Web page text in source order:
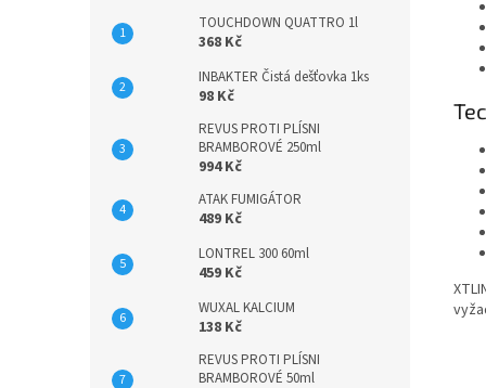
TOUCHDOWN QUATTRO 1l
368 Kč
INBAKTER Čistá dešťovka 1ks
98 Kč
REVUS PROTI PLÍSNI
BRAMBOROVÉ 250ml
994 Kč
ATAK FUMIGÁTOR
489 Kč
LONTREL 300 60ml
459 Kč
WUXAL KALCIUM
138 Kč
REVUS PROTI PLÍSNI
BRAMBOROVÉ 50ml